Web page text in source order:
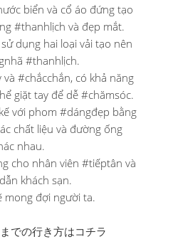
biển và cổ áo đứng tạo
#thanhlịch và đẹp mắt.
dụng hai loại vải tạo nên
#thanhlịch.
và #chắcchắn, có khả năng
giặt tay để dễ #chămsóc.
với phom #dángđẹp bằng
chất liệu và đường ống
nhau.
cho nhân viên #tiếptân và
khách sạn.
mong đợi người ta.
での行き方はコチラ